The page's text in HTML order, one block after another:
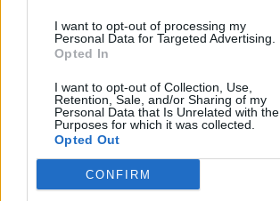
I want to opt-out of processing my
Personal Data for Targeted Advertising.
Opted In
I want to opt-out of Collection, Use,
Retention, Sale, and/or Sharing of my
Personal Data that Is Unrelated with the
Purposes for which it was collected.
Opted Out
CONFIRM